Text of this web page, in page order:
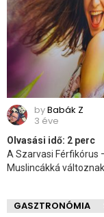
byBabák Z
3 éve
Olvasási idő: 2 perc
A Szarvasi Férfikórus
Muslincákká
GASZTRONÓMIA